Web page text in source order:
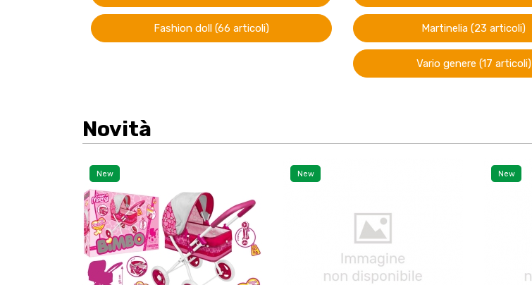
Fashion doll (66 articoli) Martinelia (23 articoli)
Vario genere (17 articoli)
Novità
New New New